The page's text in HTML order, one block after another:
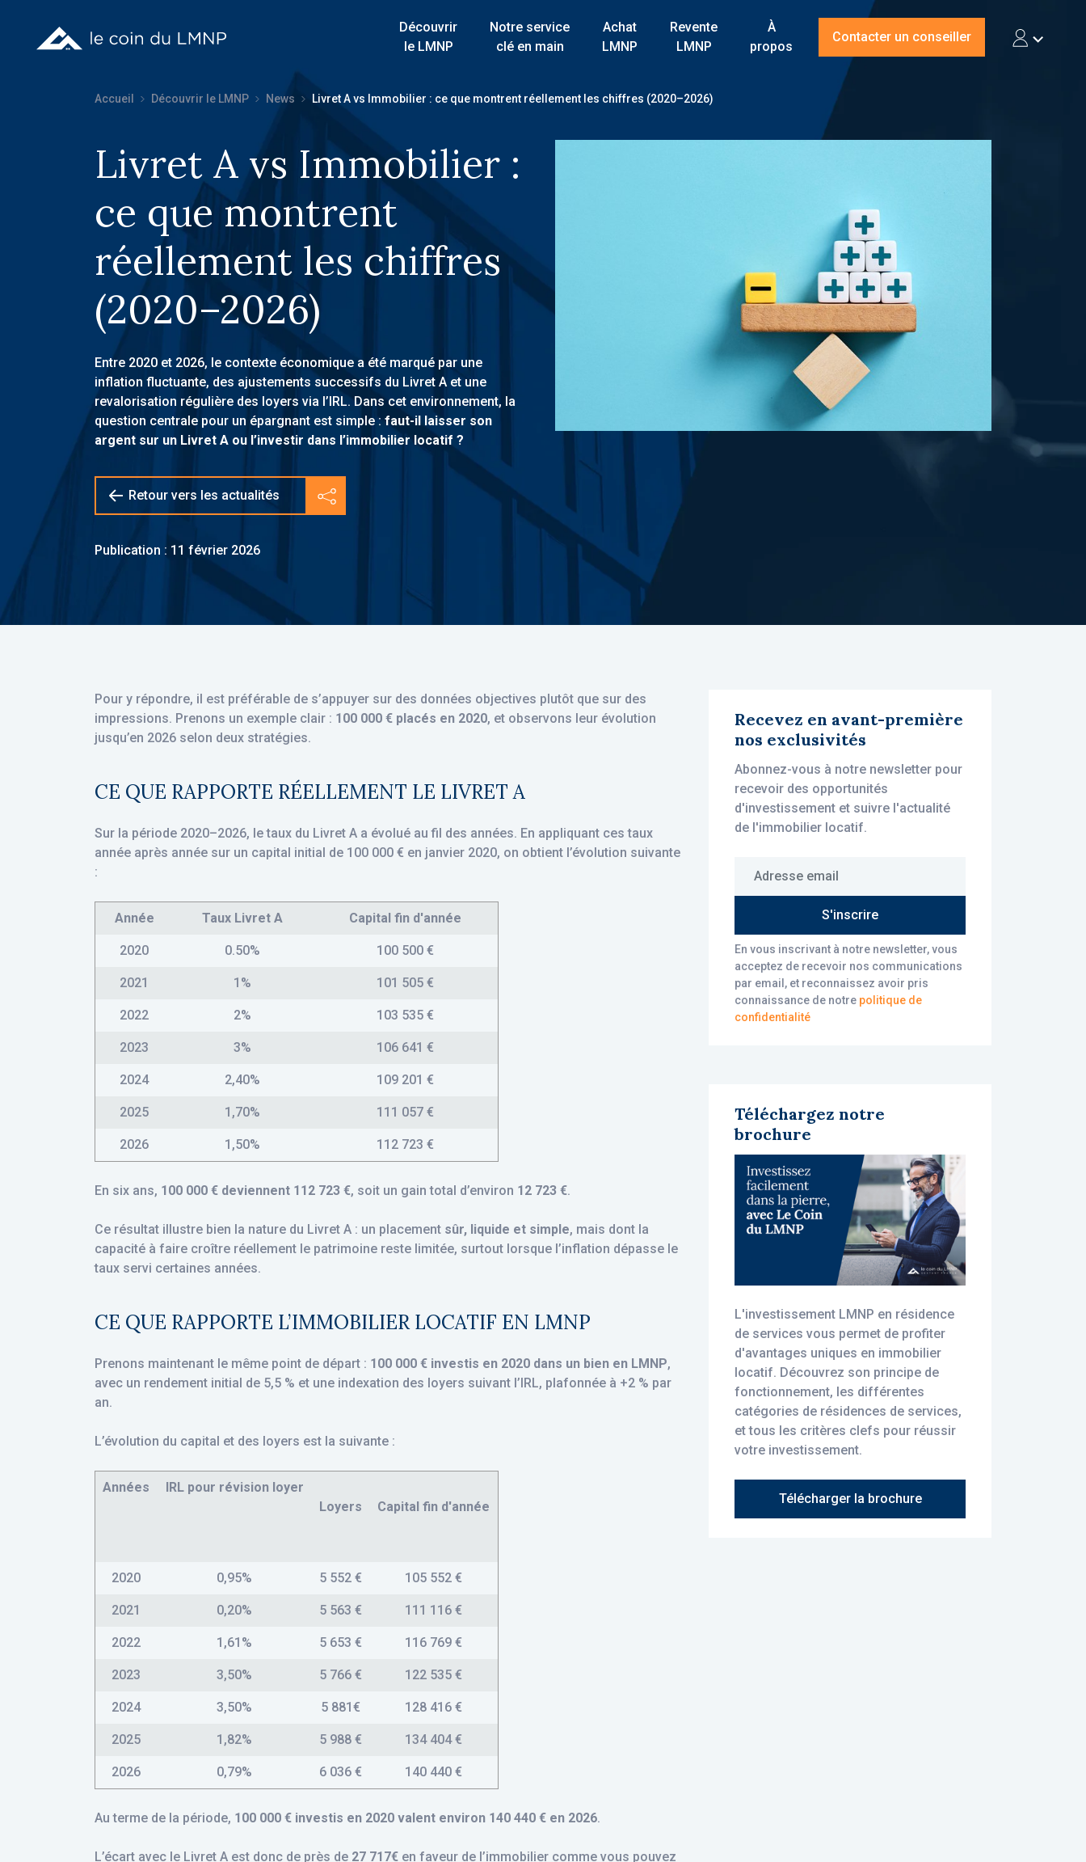
Découvrir
le LMNP
Notre service
clé en main
Achat
LMNP
Revente
LMNP
À
propos
Contacter un conseiller
Accueil Découvrir le LMNP News Livret A vs Immobilier : ce que montrent réellement les chiffres (2020–2026)
Livret A vs Immobilier :
ce que montrent
réellement les chiffres
(2020–2026)
Entre 2020 et 2026, le contexte économique a été marqué par une
inflation fluctuante, des ajustements successifs du Livret A et une
revalorisation régulière des loyers via l’IRL. Dans cet environnement, la
question centrale pour un épargnant est simple :faut-il laisser son
argent sur un Livret A ou l’investir dans l’immobilier locatif ?
Retour vers les actualités
Partager
Publication : 11 février 2026
Pour y répondre, il est préférable de s’appuyer sur des données objectives plutôt que sur des
impressions. Prenons un exemple clair : 100 000 € placés en 2020, et observons leur évolution
jusqu’en 2026 selon deux stratégies.
CE QUE RAPPORTE RÉELLEMENT LE LIVRET A
Sur la période 2020–2026, le taux du Livret A a évolué au fil des années. En appliquant ces taux
année après année sur un capital initial de 100 000 € en janvier 2020, on obtient l’évolution suivante
:
Année Taux Livret A Capital fin d'année
2020 0.50% 100 500 €
2021 1% 101 505 €
2022 2% 103 535 €
2023 3% 106 641 €
2024 2,40% 109 201 €
2025 1,70% 111 057 €
2026 1,50% 112 723 €
En six ans, 100 000 € deviennent 112 723 €, soit un gain total d’environ 12 723 €.
Ce résultat illustre bien la nature du Livret A : un placement sûr, liquide et simple, mais dont la
capacité à faire croître réellement le patrimoine reste limitée, surtout lorsque l’inflation dépasse le
taux servi certaines années.
CE QUE RAPPORTE L’IMMOBILIER LOCATIF EN LMNP
Prenons maintenant le même point de départ : 100 000 € investis en 2020 dans un bien en LMNP,
avec un rendement initial de 5,5 % et une indexation des loyers suivant l’IRL, plafonnée à +2 % par
an.
L’évolution du capital et des loyers est la suivante :
Années
IRL pour révision loyer
Loyers
Capital fin d'année
2020 0,95% 5 552 € 105 552 €
2021 0,20% 5 563 € 111 116 €
2022 1,61% 5 653 € 116 769 €
2023 3,50% 5 766 € 122 535 €
2024 3,50% 5 881€ 128 416 €
2025 1,82% 5 988 € 134 404 €
2026 0,79% 6 036 € 140 440 €
Au terme de la période, 100 000 € investis en 2020 valent environ 140 440 € en 2026.
L’écart avec le Livret A est donc de près de 27 717€ en faveur de l’immobilier comme vous pouvez
Recevez en avant-première
nos exclusivités
Abonnez-vous à notre newsletter pour
recevoir des opportunités
d'investissement et suivre l'actualité
de l'immobilier locatif.
S'inscrire
En vous inscrivant à notre newsletter, vous
acceptez de recevoir nos communications
par email, et reconnaissez avoir pris
connaissance de notre politique de
confidentialité
Téléchargez notre
brochure
L'investissement LMNP en résidence
de services vous permet de profiter
d'avantages uniques en immobilier
locatif. Découvrez son principe de
fonctionnement, les différentes
catégories de résidences de services,
et tous les critères clefs pour réussir
votre investissement.
Télécharger la brochure